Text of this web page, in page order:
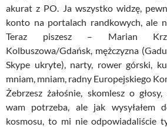
akurat z PO. Ja wszystko widzę,
konto na portalach randkowych, ale
Teraz piszesz – Marian
Kolbuszowa/Gdańsk, mężczyzna
Skype ukryte), narty, rower górski,
mniam, mniam, radny Europejskiego
Żebrzesz żałośnie, skomlesz o
wam potrzeba, ale jak wysyłałem
kosmosu, to mi nie odpowiadaliście